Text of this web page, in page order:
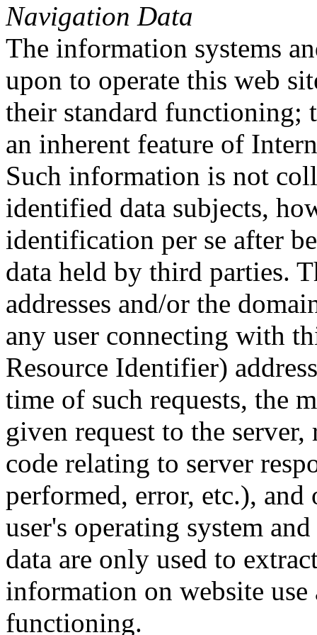
Navigation Data
The information systems
upon to operate this web
their standard functioning;
an inherent feature of
Such information is not
identified data subjects,
identification per se after
data held by third parties.
addresses and/or the
any user connecting with
Resource Identifier)
time of such requests, the
given request to the
code relating to server
performed, error, etc.), and
user's operating system
data are only used to
information on website
functioning.